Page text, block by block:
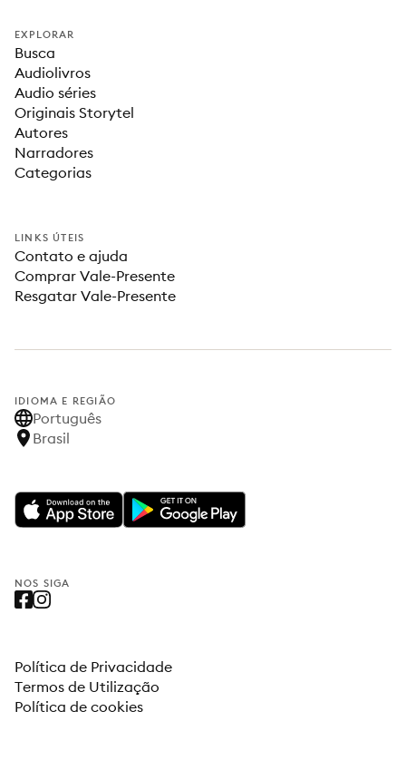
EXPLORAR
Busca
Audiolivros
Audio séries
Originais Storytel
Autores
Narradores
Categorias
LINKS ÚTEIS
Contato e ajuda
Comprar Vale-Presente
Resgatar Vale-Presente
IDIOMA E REGIÃO
Português
Brasil
NOS SIGA
Política de Privacidade
Termos de Utilização
Política de cookies